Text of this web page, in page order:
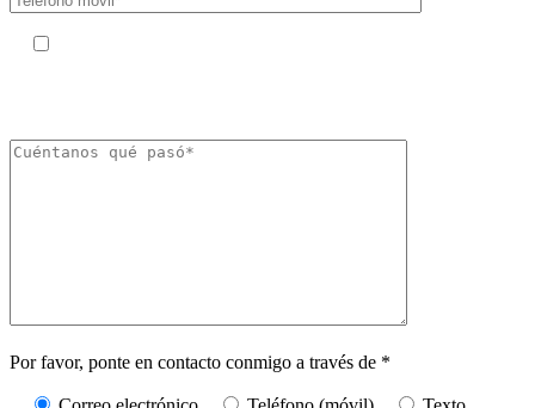
Por favor, ponte en contacto conmigo a través de *